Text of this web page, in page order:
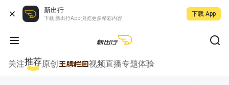
新出行
下载 新出行App 浏览更多精彩内容
下载 App
关注推荐原创 视频直播专题体验